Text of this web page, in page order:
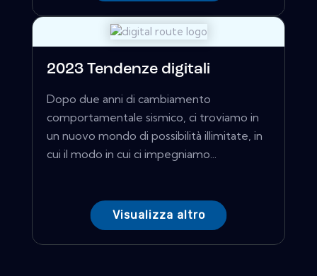
2023 Tendenze digitali
Dopo due anni di cambiamento
comportamentale sismico, ci troviamo in
un nuovo mondo di possibilità illimitate, in
cui il modo in cui ci impegniamo...
Visualizza altro